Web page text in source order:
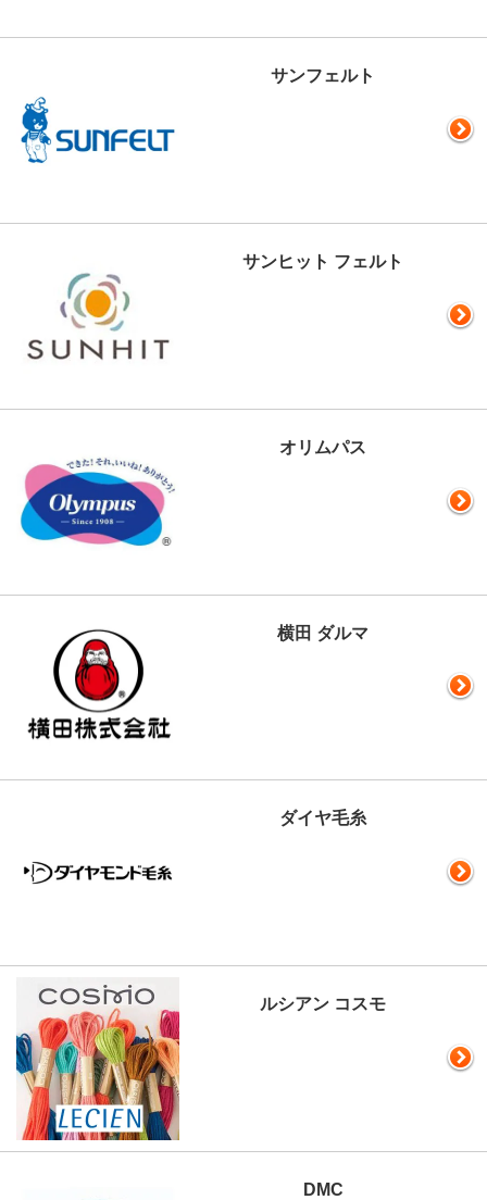
サンフェルト
サンヒット フェルト
オリムパス
横田 ダルマ
ダイヤ毛糸
ルシアン コスモ
DMC